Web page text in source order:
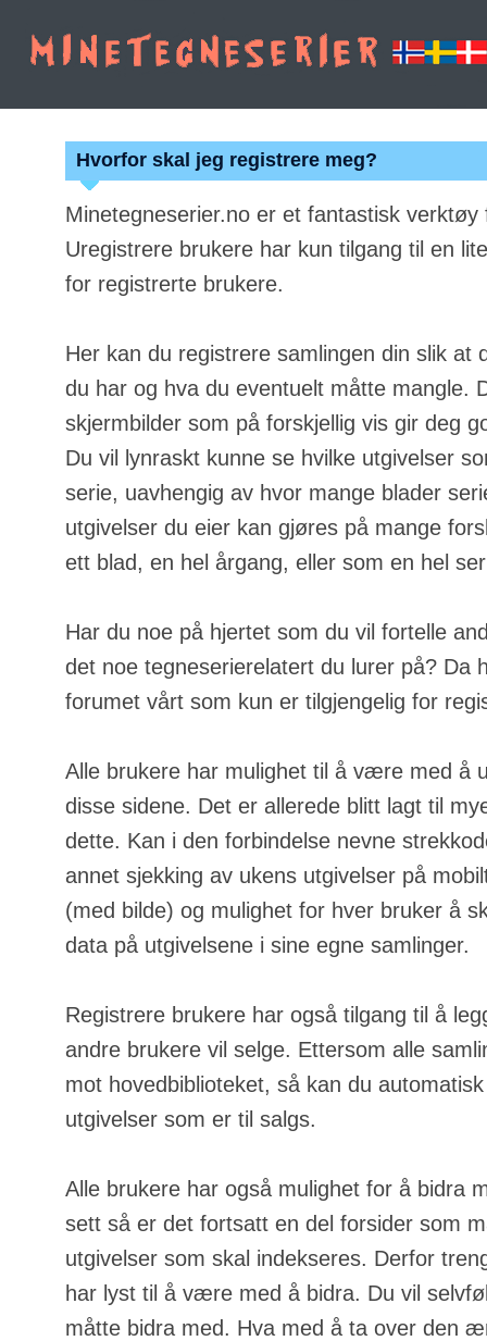
Hvorfor skal jeg registrere meg?
Minetegneserier.no er et fantastisk
Uregistrere brukere har kun tilgang til en
for registrerte brukere.
Her kan du registrere samlingen din slik at
du har og hva du eventuelt måtte mangle.
skjermbilder som på forskjellig vis gir deg
Du vil lynraskt kunne se hvilke utgivelser
serie, uavhengig av hvor mange blader
utgivelser du eier kan gjøres på mange
ett blad, en hel årgang, eller som en hel
Har du noe på hjertet som du vil fortelle
det noe tegneserierelatert du lurer på? Da
forumet vårt som kun er tilgjengelig for
Alle brukere har mulighet til å være med å
disse sidene. Det er allerede blitt lagt til
dette. Kan i den forbindelse nevne
annet sjekking av ukens utgivelser på
(med bilde) og mulighet for hver bruker å
data på utgivelsene i sine egne samlinger.
Registrere brukere har også tilgang til å
andre brukere vil selge. Ettersom alle
mot hovedbiblioteket, så kan du
utgivelser som er til salgs.
Alle brukere har også mulighet for å bidra
sett så er det fortsatt en del forsider som
utgivelser som skal indekseres. Derfor
har lyst til å være med å bidra. Du vil
måtte bidra med. Hva med å ta over den